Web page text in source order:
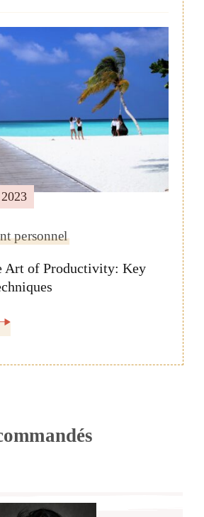
personnel
Art of Productivity: Key